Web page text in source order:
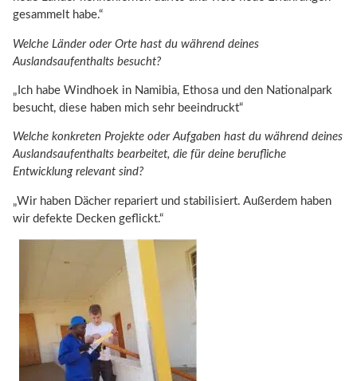
gesammelt habe.“
Welche Länder oder Orte hast du während deines
Auslandsaufenthalts besucht?
„Ich habe Windhoek in Namibia, Ethosa und den Nationalpark
besucht, diese haben mich sehr beeindruckt“
Welche konkreten Projekte oder Aufgaben hast du während deines
Auslandsaufenthalts bearbeitet, die für deine berufliche
Entwicklung relevant sind?
„Wir haben Dächer repariert und stabilisiert. Außerdem haben
wir defekte Decken geflickt.“